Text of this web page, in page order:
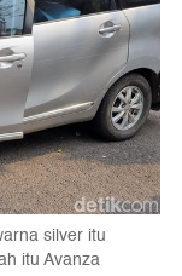
silver itu
itu Avanza